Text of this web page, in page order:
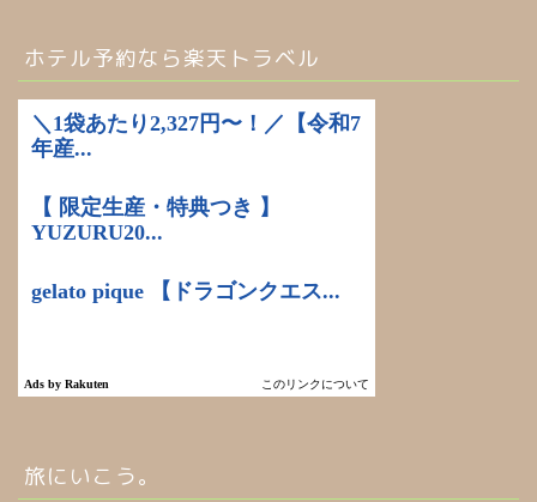
ホテル予約なら楽天トラベル
旅にいこう。